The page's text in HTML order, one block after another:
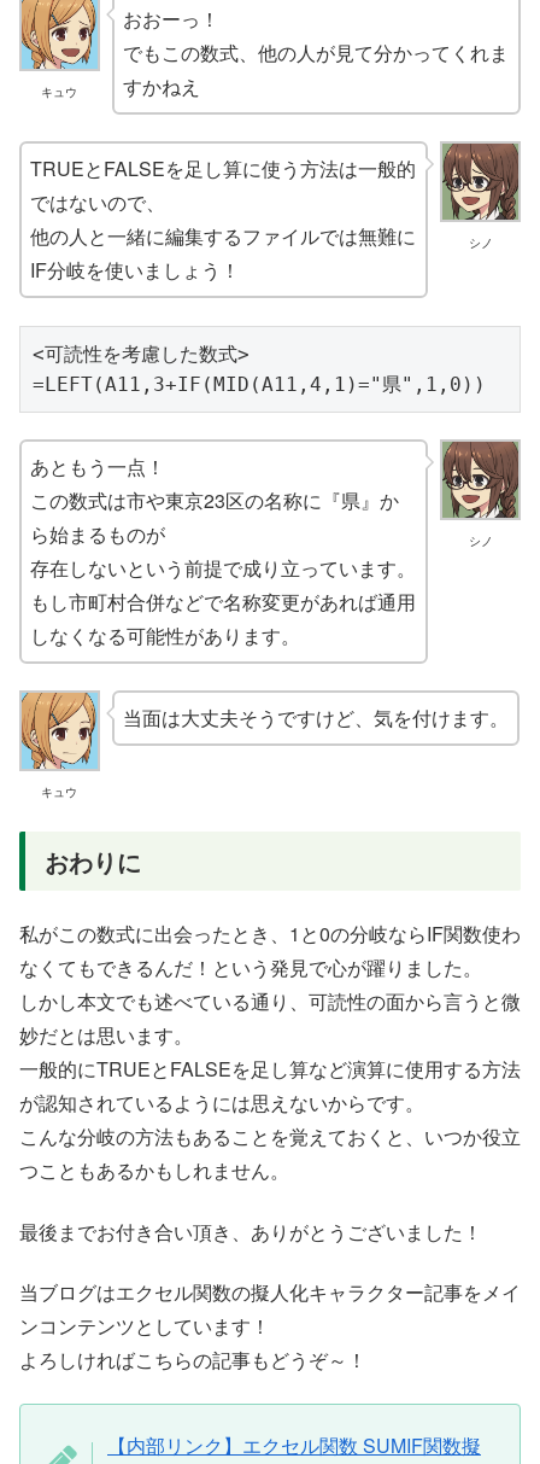
キュウ
おおーっ！
でもこの数式、他の人が見て分かってくれま
すかねえ
シノ
TRUEとFALSEを足し算に使う方法は一般的
ではないので、
他の人と一緒に編集するファイルでは無難に
IF分岐を使いましょう！
<可読性を考慮した数式>
=LEFT(A11,3+IF(MID(A11,4,1)="県",1,0))
シノ
あともう一点！
この数式は市や東京23区の名称に『県』か
ら始まるものが
存在しないという前提で成り立っています。
もし市町村合併などで名称変更があれば通用
しなくなる可能性があります。
キュウ
当面は大丈夫そうですけど、気を付けます。
おわりに
私がこの数式に出会ったとき、1と0の分岐ならIF関数使わ
なくてもできるんだ！という発見で心が躍りました。
しかし本文でも述べている通り、可読性の面から言うと微
妙だとは思います。
一般的にTRUEとFALSEを足し算など演算に使用する方法
が認知されているようには思えないからです。
こんな分岐の方法もあることを覚えておくと、いつか役立
つこともあるかもしれません。
最後までお付き合い頂き、ありがとうございました！
当ブログはエクセル関数の擬人化キャラクター記事をメイ
ンコンテンツとしています！
よろしければこちらの記事もどうぞ～！
【内部リンク】エクセル関数 SUMIF関数擬